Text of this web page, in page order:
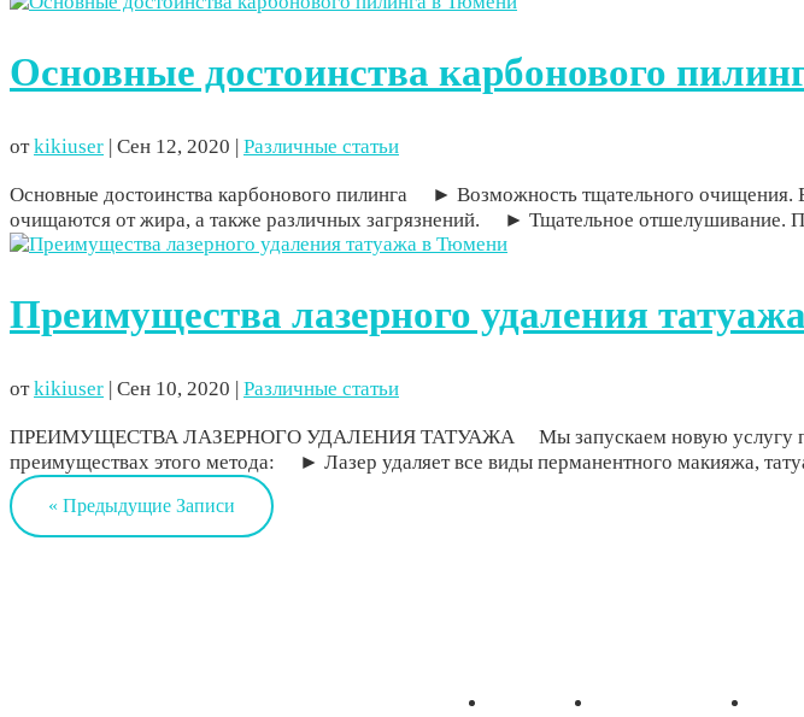
Основные достоинства карбонового
отkikiuser | Сен 12, 2020 | Различные статьи
Основные достоинства карбонового пилинга ⠀ ► Возможность тщательного очищения.
очищаются от жира, а также различных загрязнений. ⠀ ► Тщательное отшелушивание.
Преимущества лазерного удаления
отkikiuser | Сен 10, 2020 | Различные статьи
ПРЕИМУЩЕСТВА ЛАЗЕРНОГО УДАЛЕНИЯ ТАТУАЖА ⠀ Мы запускаем новую услугу по
преимуществах этого метода: ⠀ ► Лазер удаляет все виды перманентного макияжа,
« Предыдущие Записи
VK Telegram